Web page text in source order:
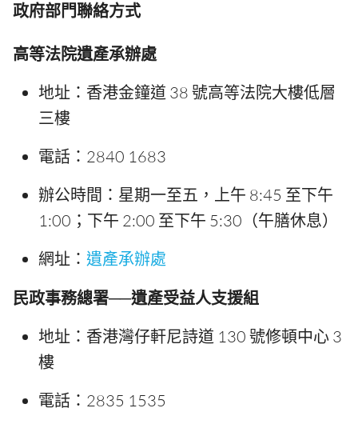
政府部門聯絡方式
高等法院遺產承辦處
地址：香港金鐘道 38 號高等法院大樓低層
三樓
電話：2840 1683
辦公時間：星期一至五，上午 8:45 至下午
1:00；下午 2:00 至下午 5:30（午膳休息）
網址： 遺產承辦處
民政事務總署──遺產受益人支援組
地址：香港灣仔軒尼詩道 130 號修頓中心 3
樓
電話：2835 1535